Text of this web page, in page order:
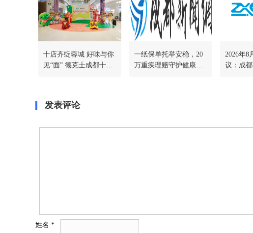
十店齐绽蓉城 好味与你
见“面” 德克士成都十店
一纸保单托举安稳，20
万重疾理赔守护健康人
2026年8
议：成
发表评论
姓名 *